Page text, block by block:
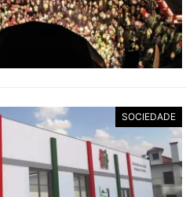
SOCIEDADE